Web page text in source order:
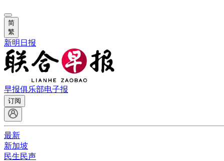
简
繁
新明日报
早报俱乐部电子报
订阅
最新
新加坡
民生民声